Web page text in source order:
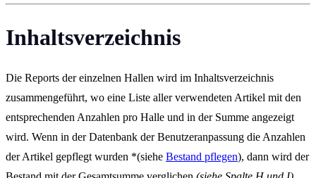
Inhaltsverzeichnis
Die Reports der einzelnen Hallen wird im Inhaltsverzeichnis
zusammengeführt, wo eine Liste aller verwendeten Artikel mit den
entsprechenden Anzahlen pro Halle und in der Summe angezeigt
wird. Wenn in der Datenbank der Benutzeranpassung die Anzahlen
der Artikel gepflegt wurden *(siehe Bestand pflegen), dann wird der